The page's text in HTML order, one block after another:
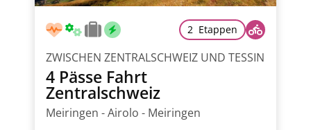
2 Etappen
ZWISCHEN ZENTRALSCHWEIZ UND TESSIN
4 Pässe Fahrt
Zentralschweiz
Meiringen - Airolo - Meiringen